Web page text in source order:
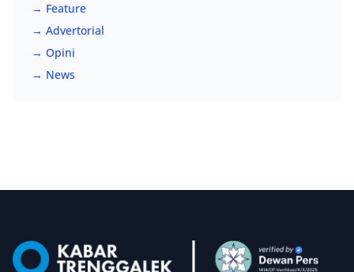
→ Feature
→ Advertorial
→ Opini
→ News